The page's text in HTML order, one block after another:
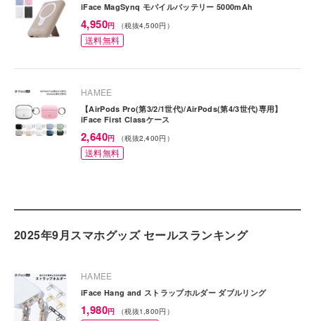
iFace MagSynq モバイルバッテリー 5000mAh
特
価
4,950円 （税抜4,500円）
送料無料
HAMEE
【AirPods Pro(第3/2/1世代)/AirPods(第4/3世代)専用】
iFace First Classケース
特
価
2,640円 （税抜2,400円）
送料無料
2025年9月スマホグッズ セールスランキング
HAMEE
iFace Hang and ストラップホルダー ダブルリング
特
1,980円 （税抜1,800円）